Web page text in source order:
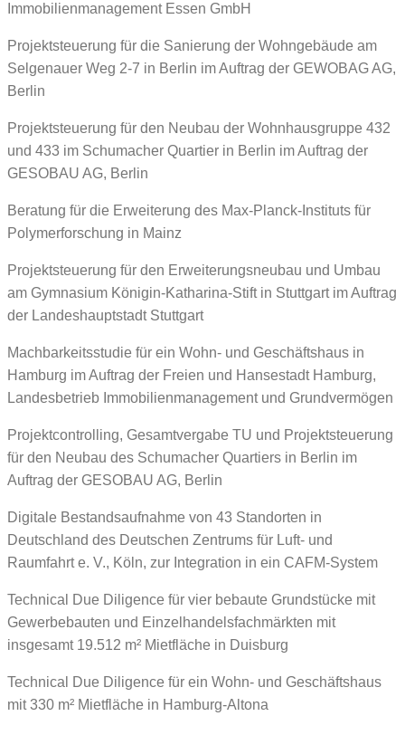
Immobilienmanagement Essen GmbH
Projektsteuerung für die Sanierung der Wohngebäude am
Selgenauer Weg 2-7 in Berlin im Auftrag der GEWOBAG AG,
Berlin
Projektsteuerung für den Neubau der Wohnhausgruppe 432
und 433 im Schumacher Quartier in Berlin im Auftrag der
GESOBAU AG, Berlin
Beratung für die Erweiterung des Max-Planck-Instituts für
Polymerforschung in Mainz
Projektsteuerung für den Erweiterungsneubau und Umbau
am Gymnasium Königin-Katharina-Stift in Stuttgart im Auftrag
der Landeshauptstadt Stuttgart
Machbarkeitsstudie für ein Wohn- und Geschäftshaus in
Hamburg im Auftrag der Freien und Hansestadt Hamburg,
Landesbetrieb Immobilienmanagement und Grundvermögen
Projektcontrolling, Gesamtvergabe TU und Projektsteuerung
für den Neubau des Schumacher Quartiers in Berlin im
Auftrag der GESOBAU AG, Berlin
Digitale Bestandsaufnahme von 43 Standorten in
Deutschland des Deutschen Zentrums für Luft- und
Raumfahrt e. V., Köln, zur Integration in ein CAFM-System
Technical Due Diligence für vier bebaute Grundstücke mit
Gewerbebauten und Einzelhandelsfachmärkten mit
insgesamt 19.512 m² Mietfläche in Duisburg
Technical Due Diligence für ein Wohn- und Geschäftshaus
mit 330 m² Mietfläche in Hamburg-Altona